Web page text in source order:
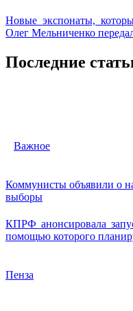
Новые экспонаты,
Олег Мельниченко
Последние
Важное
Коммунисты объявили о
выборы
КПРФ анонсировала
помощью которого
Пенза